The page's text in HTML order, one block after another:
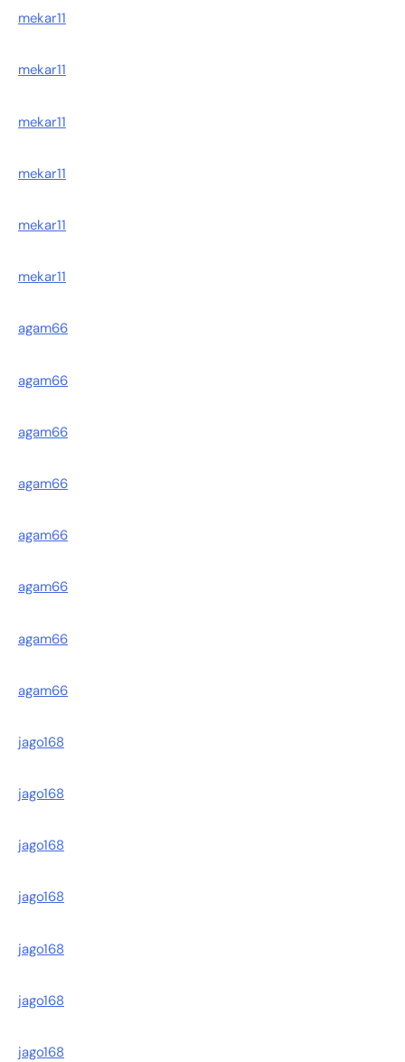
mekar11
mekar11
mekar11
mekar11
mekar11
mekar11
agam66
agam66
agam66
agam66
agam66
agam66
agam66
agam66
jago168
jago168
jago168
jago168
jago168
jago168
jago168